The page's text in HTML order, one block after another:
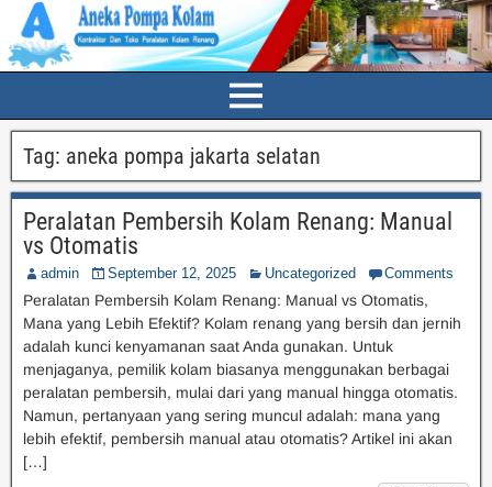
Tag: aneka pompa jakarta selatan
Peralatan Pembersih Kolam Renang: Manual
vs Otomatis
admin September 12, 2025 Uncategorized Comments
Peralatan Pembersih Kolam Renang: Manual vs Otomatis,
Mana yang Lebih Efektif? Kolam renang yang bersih dan jernih
adalah kunci kenyamanan saat Anda gunakan. Untuk
menjaganya, pemilik kolam biasanya menggunakan berbagai
peralatan pembersih, mulai dari yang manual hingga otomatis.
Namun, pertanyaan yang sering muncul adalah: mana yang
lebih efektif, pembersih manual atau otomatis? Artikel ini akan
[…]